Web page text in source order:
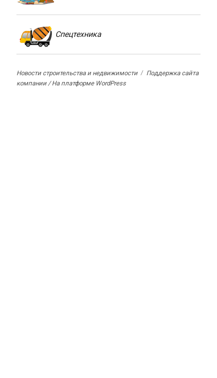
Спецтехника
Новости строительства и недвижимости
Поддержка сайта
компании /На платформе WordPress